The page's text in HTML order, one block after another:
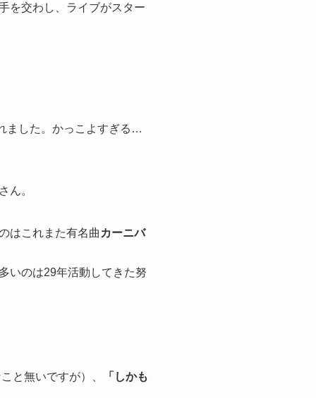
を交わし、ライブがスター
ました。かっこよすぎる…
ん。
はこれまた有名曲 カーニバ
いのは29年活動してきた努
と無いですが）、 「しかも